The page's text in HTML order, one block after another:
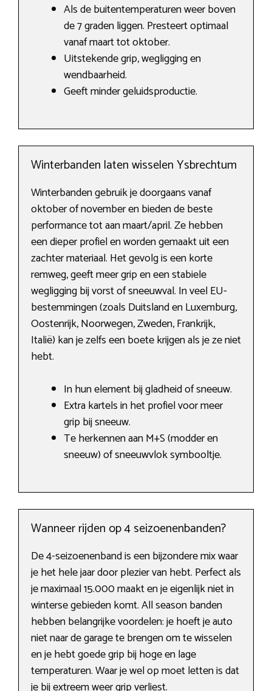
Als de buitentemperaturen weer boven
de 7 graden liggen. Presteert optimaal
vanaf maart tot oktober.
Uitstekende grip, wegligging en
wendbaarheid.
Geeft minder geluidsproductie.
Winterbanden laten wisselen Ysbrechtum
Winterbanden gebruik je doorgaans vanaf
oktober of november en bieden de beste
performance tot aan maart/april. Ze hebben
een dieper profiel en worden gemaakt uit een
zachter materiaal. Het gevolg is een korte
remweg, geeft meer grip en een stabiele
wegligging bij vorst of sneeuwval. In veel EU-
bestemmingen (zoals Duitsland en Luxemburg,
Oostenrijk, Noorwegen, Zweden, Frankrijk,
Italië) kan je zelfs een boete krijgen als je ze niet
hebt.
In hun element bij gladheid of sneeuw.
Extra kartels in het profiel voor meer
grip bij sneeuw.
Te herkennen aan M+S (modder en
sneeuw) of sneeuwvlok symbooltje.
Wanneer rijden op 4 seizoenenbanden?
De 4-seizoenenband is een bijzondere mix waar
je het hele jaar door plezier van hebt. Perfect als
je maximaal 15.000 maakt en je eigenlijk niet in
winterse gebieden komt. All season banden
hebben belangrijke voordelen: je hoeft je auto
niet naar de garage te brengen om te wisselen
en je hebt goede grip bij hoge en lage
temperaturen. Waar je wel op moet letten is dat